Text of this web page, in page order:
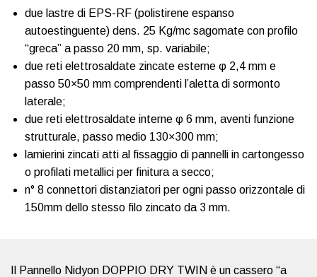
due lastre di EPS-RF (polistirene espanso
autoestinguente) dens. 25 Kg/mc sagomate con profilo
“greca” a passo 20 mm, sp. variabile;
due reti elettrosaldate zincate esterne φ 2,4 mm e
passo 50×50 mm comprendenti l’aletta di sormonto
laterale;
due reti elettrosaldate interne φ 6 mm, aventi funzione
strutturale, passo medio 130×300 mm;
lamierini zincati atti al fissaggio di pannelli in cartongesso
o profilati metallici per finitura a secco;
n° 8 connettori distanziatori per ogni passo orizzontale di
150mm dello stesso filo zincato da 3 mm.
Il Pannello Nidyon DOPPIO DRY TWIN è un cassero “a